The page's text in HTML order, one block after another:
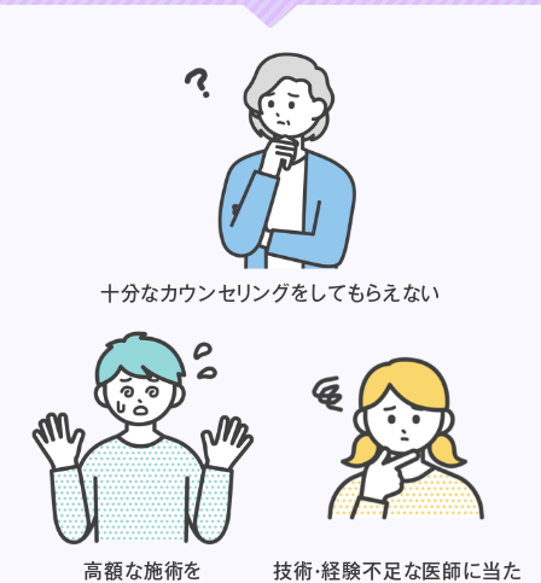
十分なカウンセリングをしてもらえない
高額な施術を
技術・経験不足な医師に当た